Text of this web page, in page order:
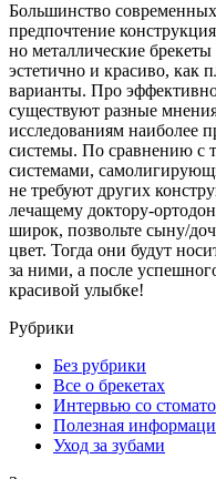
Большинство
предпочтение
но металлические брекеты
эстетично и красиво, как
варианты. Про
существуют разные
исследованиям наиболее
системы. По сравнению с
системами,
не требуют других
лечащему доктору-
широк, позвольте сыну/
цвет. Тогда они будут
за ними, а после
красивой улыбке!
Рубрики
Без рубрики
Все о брекетах
Интервью со
Полезная
Уход за зубами